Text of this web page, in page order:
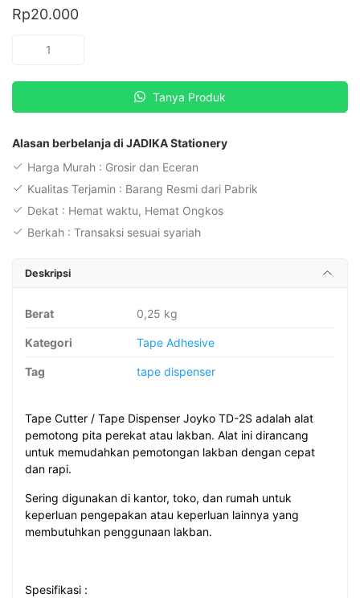
Rp20.000
Kuantitas
Dispenser
Joyko
Tape
Cutter
Tanya Produk
Alasan berbelanja di JADIKA Stationery
Harga Murah : Grosir dan Eceran
Kualitas Terjamin : Barang Resmi dari Pabrik
Dekat : Hemat waktu, Hemat Ongkos
Berkah : Transaksi sesuai syariah
Deskripsi
Berat 0,25 kg
Kategori Tape Adhesive
Tag tape dispenser
Tape Cutter / Tape Dispenser Joyko TD-2S adalah alat
pemotong pita perekat atau lakban. Alat ini dirancang
untuk memudahkan pemotongan lakban dengan cepat
dan rapi.
Sering digunakan di kantor, toko, dan rumah untuk
keperluan pengepakan atau keperluan lainnya yang
membutuhkan penggunaan lakban.
Spesifikasi :